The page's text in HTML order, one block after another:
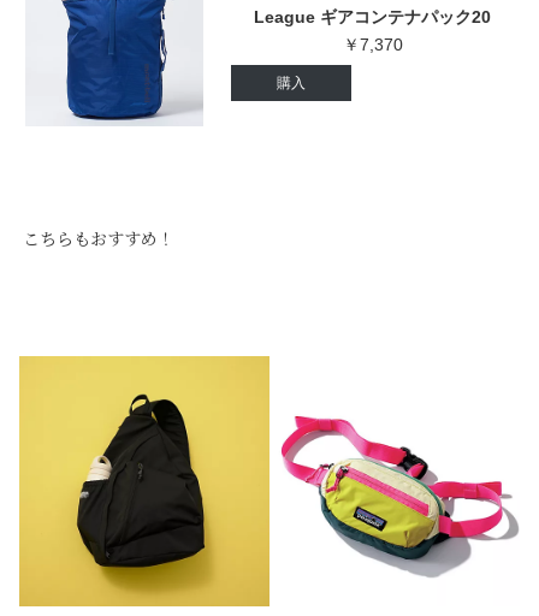
League ギアコンテナパック20
￥7,370
購入
こちらもおすすめ！